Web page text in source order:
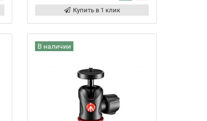
Купить в 1 клик
В наличии